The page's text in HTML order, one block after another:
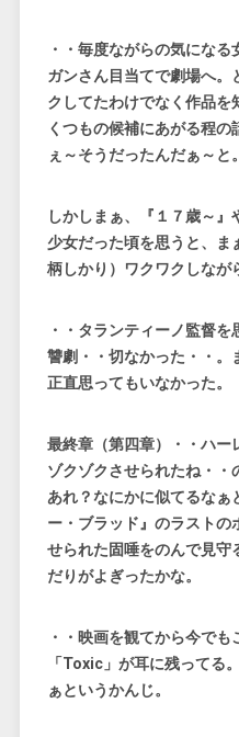
・・毎度ながらの気にな
ガンさん目当てで劇場へ。
クしてたわけでなく作品を
くつもの候補にあがる程
ぇ～そうだったんだぁ～と。
しかしまぁ、『１７歳～
少女だった頃を思うと、ま
柄しかり）ワクワクしなが
・・タランティーノ監督
讐劇・・切なかった・・。
正直思ってもいなかった。
最終章（第四章）・・ハー
ゾクゾクさせられたね・・
あれ？なにかに似てるなぁ
ー・ブラッド』のラストの
せられた固唾をのんで見守
だりがよぎったかな。
・・映画を観てから今で
「Toxic」が耳に残ってる
ぁというかんじ。